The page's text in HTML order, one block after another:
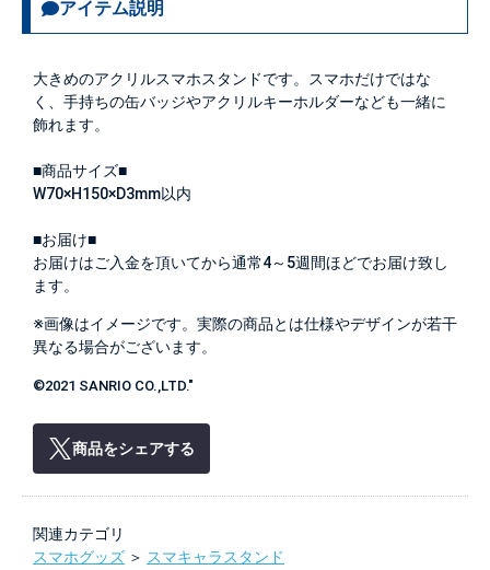
アイテム説明
大きめのアクリルスマホスタンドです。スマホだけではな
く、手持ちの缶バッジやアクリルキーホルダーなども一緒に
飾れます。
■商品サイズ■
W70×H150×D3mm以内
■お届け■
お届けはご入金を頂いてから通常4～5週間ほどでお届け致し
ます。
※画像はイメージです。実際の商品とは仕様やデザインが若干
異なる場合がございます。
©2021 SANRIO CO.,LTD."
商品をシェアする
関連カテゴリ
スマホグッズ ＞ スマキャラスタンド